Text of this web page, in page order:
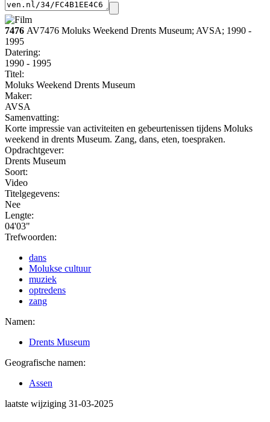
7476 AV7476 Moluks Weekend Drents Museum; AVSA; 1990 -
1995
Datering:
1990 - 1995
Titel:
Moluks Weekend Drents Museum
Maker:
AVSA
Samenvatting:
Korte impressie van activiteiten en gebeurtenissen tijdens Moluks
weekend in drents Museum. Zang, dans, eten, toespraken.
Opdrachtgever:
Drents Museum
Soort:
Video
Titelgegevens:
Nee
Lengte:
04'03"
Trefwoorden:
dans
Molukse cultuur
muziek
optredens
zang
Namen:
Drents Museum
Geografische namen:
Assen
laatste wijziging 31-03-2025